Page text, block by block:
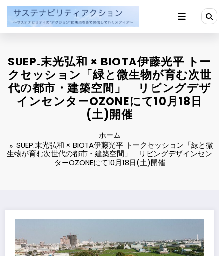
ン
SUEP.末光弘和 × BIOTA伊藤光平 トー
クセッション「緑と微生物が育む次世
代の都市・建築空間」 リビングデザ
インセンターOZONEにて10月18日
(土)開催
ホーム
SUEP.末光弘和 × BIOTA伊藤光平 トークセッション「緑と微
生物が育む次世代の都市・建築空間」 リビングデザインセン
ターOZONEにて10月18日(土)開催